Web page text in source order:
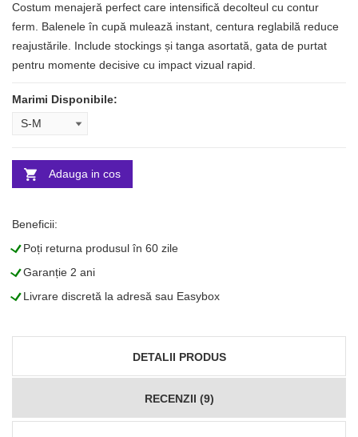
Costum menajeră perfect care intensifică decolteul cu contur
ferm. Balenele în cupă mulează instant, centura reglabilă reduce
reajustările. Include stockings și tanga asortată, gata de purtat
pentru momente decisive cu impact vizual rapid.
Marimi Disponibile:
Adauga in cos
Beneficii:
LPoți returna produsul în 60 zile
LGaranție 2 ani
LLivrare discretă la adresă sau Easybox
DETALII PRODUS
RECENZII (9)